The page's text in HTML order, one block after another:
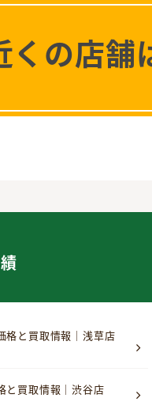
くの店舗
格と買取情報｜浅草店
と買取情報｜渋谷店